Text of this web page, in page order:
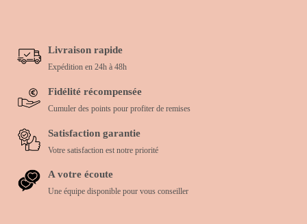
Livraison rapide
Expédition en 24h à 48h
Fidélité récompensée
Cumuler des points pour profiter de remises
Satisfaction garantie
Votre satisfaction est notre priorité
A votre écoute
Une équipe disponible pour vous conseiller